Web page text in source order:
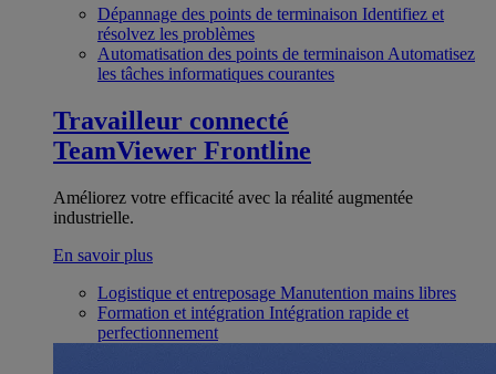
Dépannage des points de terminaison Identifiez et
résolvez les problèmes
Automatisation des points de terminaison Automatisez
les tâches informatiques courantes
Travailleur connecté
TeamViewer Frontline
Améliorez votre efficacité avec la réalité augmentée
industrielle.
En savoir plus
Logistique et entreposage Manutention mains libres
Formation et intégration Intégration rapide et
perfectionnement